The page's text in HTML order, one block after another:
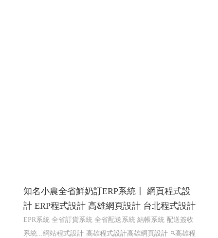
知名小農全省鮮奶訂ERP系統〡 網頁程式設
計 ERP程式設計 高雄網頁設計 台北程式設計
EPR系統 全省訂貨系統 全省配送系統 結帳系統 配送簽收
系統...網站程式設計 高雄程式設計高雄網頁設計
高雄程